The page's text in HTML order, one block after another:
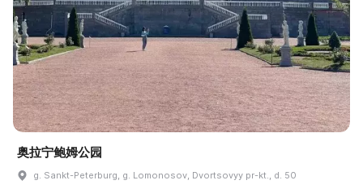
奥拉宁鲍姆公园
g. Sankt-Peterburg, g. Lomonosov, Dvortsovyy pr-kt., d. 50